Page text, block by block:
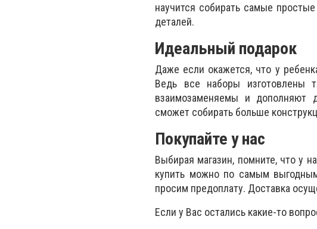
научится собирать самые
деталей.
Идеальный подарок
Даже если окажется, что у
Ведь все наборы изготовлены
взаимозаменяемы и дополняют
сможет собирать больше
Покупайте у нас
Выбирая магазин, помните, что у
купить можно по самым
просим предоплату. Доставка
Если у Вас остались какие-то